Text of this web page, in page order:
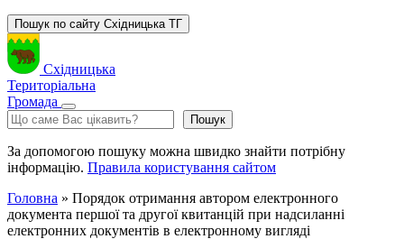
Пошук по сайту Східницька ТГ
Східницька
Територіальна
Громада
Пошук
Пошук
За допомогою пошуку можна швидко знайти потрібну
інформацію. Правила користування сайтом
Головна » Порядок отримання автором електронного
документа першої та другої квитанцій при надсиланні
електронних документів в електронному вигляді